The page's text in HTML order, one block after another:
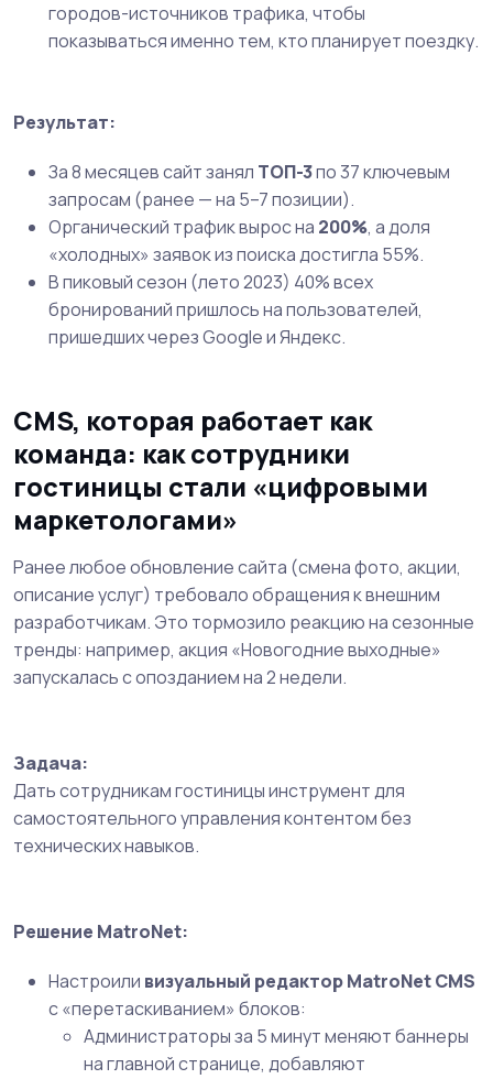
городов-источников трафика, чтобы
показываться именно тем, кто планирует поездку.
Результат:
За 8 месяцев сайт занял ТОП-3по 37 ключевым
запросам (ранее — на 5–7 позиции).
Органический трафик вырос на 200%, а доля
«холодных» заявок из поиска достигла 55%.
В пиковый сезон (лето 2023) 40% всех
бронирований пришлось на пользователей,
пришедших через Google и Яндекс.
CMS, которая работает как
команда: как сотрудники
гостиницы стали «цифровыми
маркетологами»
Ранее любое обновление сайта (смена фото, акции,
описание услуг) требовало обращения к внешним
разработчикам. Это тормозило реакцию на сезонные
тренды: например, акция «Новогодние выходные»
запускалась с опозданием на 2 недели.
Задача:
Дать сотрудникам гостиницы инструмент для
самостоятельного управления контентом без
технических навыков.
Решение MatroNet:
Настроили визуальный редактор MatroNet CMS
с «перетаскиванием» блоков:
Администраторы за 5 минут меняют баннеры
на главной странице, добавляют